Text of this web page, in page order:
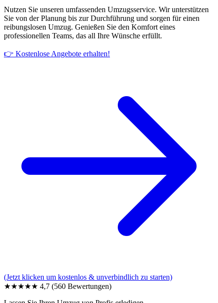
Nutzen Sie unseren umfassenden Umzugsservice. Wir unterstützen
Sie von der Planung bis zur Durchführung und sorgen für einen
reibungslosen Umzug. Genießen Sie den Komfort eines
professionellen Teams, das all Ihre Wünsche erfüllt.
👉 Kostenlose Angebote erhalten!
(Jetzt klicken um kostenlos & unverbindlich zu starten)
★★★★★ 4,7 (560 Bewertungen)